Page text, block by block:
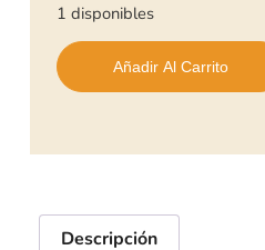
1 disponibles
Añadir Al Carrito
Descripción